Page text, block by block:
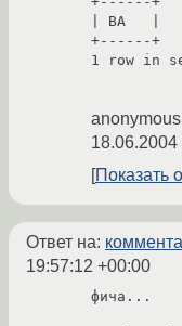
| ВА   |
+------+
1 row in
anonymous
Показать
Ответ на:
19:57:12 +00:00
фича...